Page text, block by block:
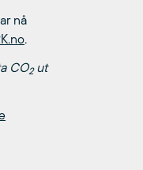
nå
.
CO2ut